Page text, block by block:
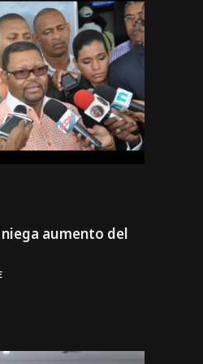
niega aumento del